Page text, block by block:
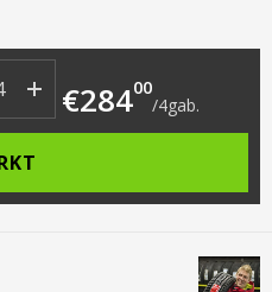
vadāmību gan pilsētas
was: €103.00.
is: €71.00.
€28400
/4gab.